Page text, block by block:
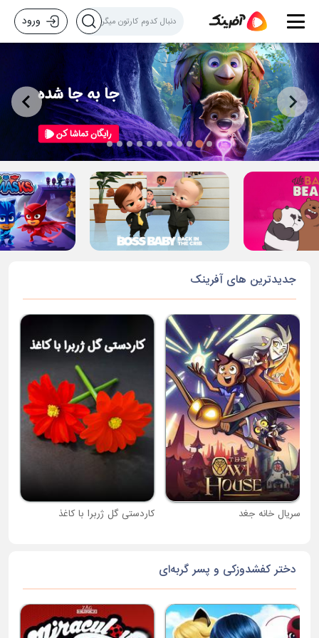
ورود
جدیدترین های آفرینک
سریال خانه جغد کاردستی گل ژربرا با کاغذ
دختر کفشدوزکی و پسر گربه‌ای